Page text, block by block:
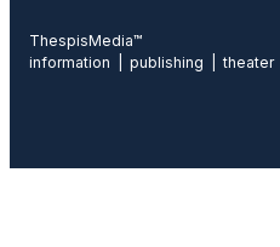
ThespisMedia™
information | publishing |